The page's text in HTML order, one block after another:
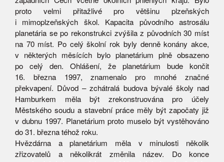
proto velmi přitažlivé pro většinu plzeňských
i mimoplzeňských škol. Kapacita původního astrosálu
planetária se po rekonstrukci zvýšila z původních 30 míst
na 70 míst. Po celý školní rok byly denně konány akce,
v některých měsících bylo planetárium plně obsazeno
po celý den. Ohlášení, že planetárium bude končit
16. března 1997, znamenalo pro mnohé značné
překvapení. Důvod – zchátralá budova bývalé školy nad
Hamburkem měla být zrekonstruována pro účely
Městského soudu a stavební práce měly být započaty již
v dubnu 1997. Planetárium proto muselo být vystěhováno
do 31. března téhož roku.
Hvězdárna a planetárium měla v minulosti několik
zřizovatelů a několikrát změnila název. Do konce